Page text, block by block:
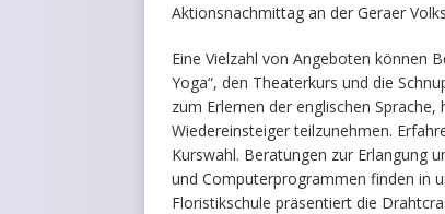
Aktionsnachmittag an der Geraer
Eine Vielzahl von Angeboten können
Yoga“, den Theaterkurs und die
zum Erlernen der englischen
Wiedereinsteiger teilzunehmen.
Kurswahl. Beratungen zur Erlangung
und Computerprogrammen finden in
Floristikschule präsentiert die